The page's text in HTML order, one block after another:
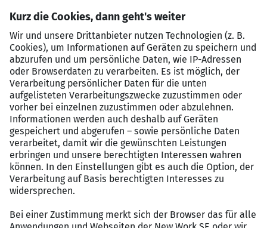
Sie entwickeln sich fachlich gern weiter und
nutzen Fort- und Weiterbildungsmöglichkeiten
bewusst.
Ihre Benefits – Darauf können Sie sich verlassen
Flexibilität, die zu Ihnen passt: Ob in Vollzeit,
Teilzeit, mit verlässlichen Diensten oder einer 5-
Tage-Woche – gestalten Sie Ihre persönliche
Work-Life-Balance nach Ihren Bedürfnissen. Ein
starkes Team und eine wertschätzende
Führungskultur erwarten Sie!
Faire & attraktive Vergütung: Ihre Leistung
verdient Anerkennung – deshalb bieten wir Ihnen